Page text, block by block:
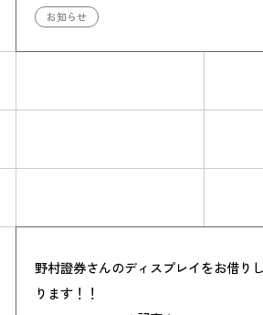
CO₂削減効果を測る
お知らせ
野村證券さんのディスプレイをお借り
ります！！